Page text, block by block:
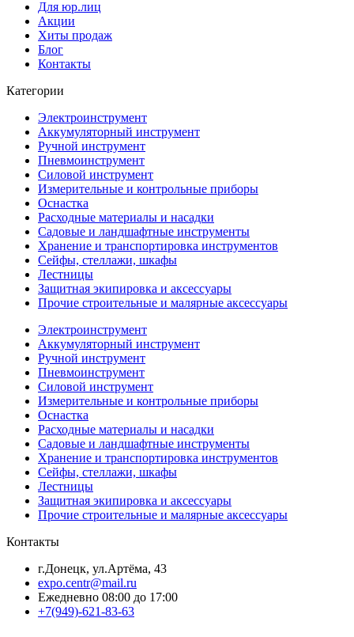
Для юр.лиц
Акции
Хиты продаж
Блог
Контакты
Категории
Электроинструмент
Аккумуляторный инструмент
Ручной инструмент
Пневмоинструмент
Силовой инструмент
Измерительные и контрольные приборы
Оснастка
Расходные материалы и насадки
Садовые и ландшафтные инструменты
Хранение и транспортировка инструментов
Сейфы, стеллажи, шкафы
Лестницы
Защитная экипировка и аксессуары
Прочие строительные и малярные аксессуары
Электроинструмент
Аккумуляторный инструмент
Ручной инструмент
Пневмоинструмент
Силовой инструмент
Измерительные и контрольные приборы
Оснастка
Расходные материалы и насадки
Садовые и ландшафтные инструменты
Хранение и транспортировка инструментов
Сейфы, стеллажи, шкафы
Лестницы
Защитная экипировка и аксессуары
Прочие строительные и малярные аксессуары
Контакты
г.Донецк, ул.Артёма, 43
expo.centr@mail.ru
Ежедневно 08:00 до 17:00
+7(949)-621-83-63